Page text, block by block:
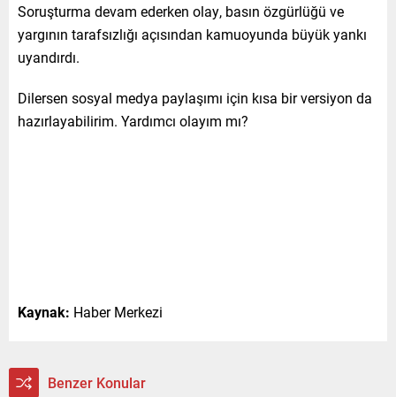
Soruşturma devam ederken olay, basın özgürlüğü ve
yargının tarafsızlığı açısından kamuoyunda büyük yankı
uyandırdı.
Dilersen sosyal medya paylaşımı için kısa bir versiyon da
hazırlayabilirim. Yardımcı olayım mı?
Kaynak: Haber Merkezi
Benzer Konular